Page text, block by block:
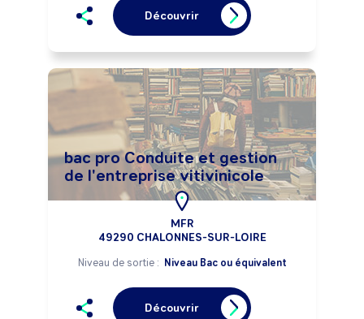
Découvrir
bac pro Conduite et gestion
de l'entreprise vitivinicole
MFR
49290 CHALONNES-SUR-LOIRE
Niveau de sortie : Niveau Bac ou équivalent
Découvrir